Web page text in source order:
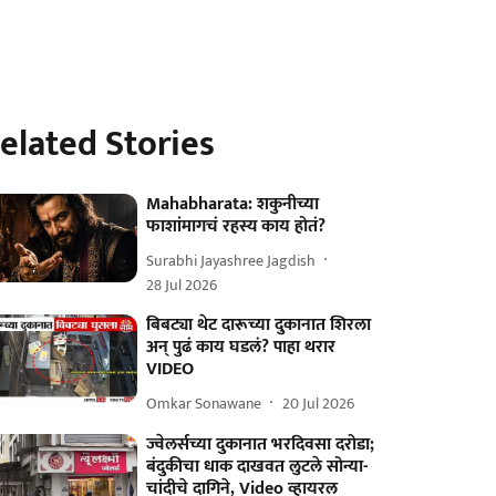
Stories
Mahabharata: शकुनीच्या
फाशांमागचं रहस्य काय होतं?
Surabhi Jayashree Jagdish
28 Jul 2026
बिबट्या थेट दारूच्या दुकानात शिरला
अन् पुढं काय घडलं? पाहा थरार
VIDEO
Omkar Sonawane 20 Jul 2026
ज्वेलर्सच्या दुकानात भरदिवसा दरोडा;
बंदुकीचा धाक दाखवत लुटले सोन्या-
चांदीचे दागिने, Video व्हायरल